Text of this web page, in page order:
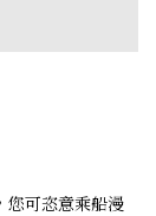
您可恣意乘船漫